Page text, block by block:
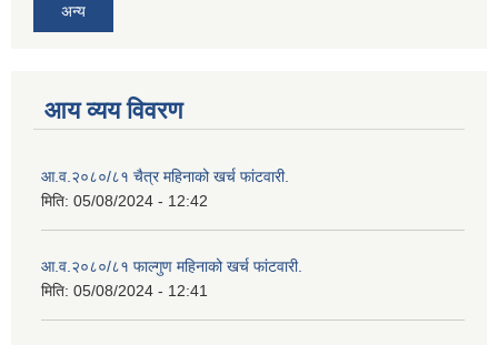
अन्य
आय व्यय विवरण
आ.व.२०८०/८१ चैत्र महिनाको खर्च फांटवारी.
मिति: 05/08/2024 - 12:42
आ.व.२०८०/८१ फाल्गुण महिनाको खर्च फांटवारी.
मिति: 05/08/2024 - 12:41